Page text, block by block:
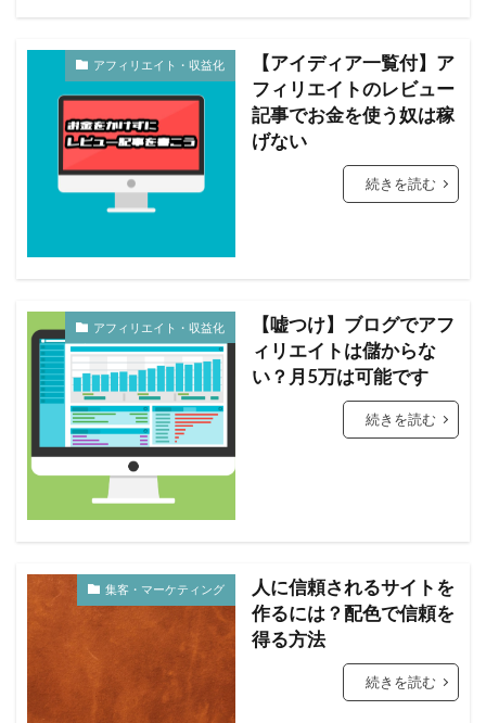
アフィリエイト・収益化
【アイディア一覧付】ア
フィリエイトのレビュー
記事でお金を使う奴は稼
げない
続きを読む
アフィリエイト・収益化
【嘘つけ】ブログでアフ
ィリエイトは儲からな
い？月5万は可能です
続きを読む
集客・マーケティング
人に信頼されるサイトを
作るには？配色で信頼を
得る方法
続きを読む